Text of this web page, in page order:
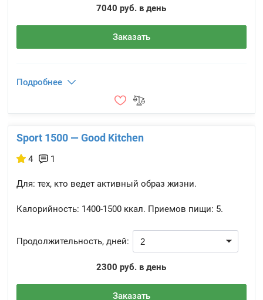
7040 руб. в день
Заказать
Подробнее
Sport 1500 — Good Kitchen
4 1
Для: тех, кто ведет активный образ жизни.
Калорийность: 1400-1500 ккал. Приемов пищи: 5.
Продолжительность, дней:
2300 руб. в день
Заказать